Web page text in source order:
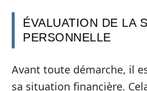
ÉVALUATION DE LA
PERSONNELLE
Avant toute démarche, il
sa situation financière.